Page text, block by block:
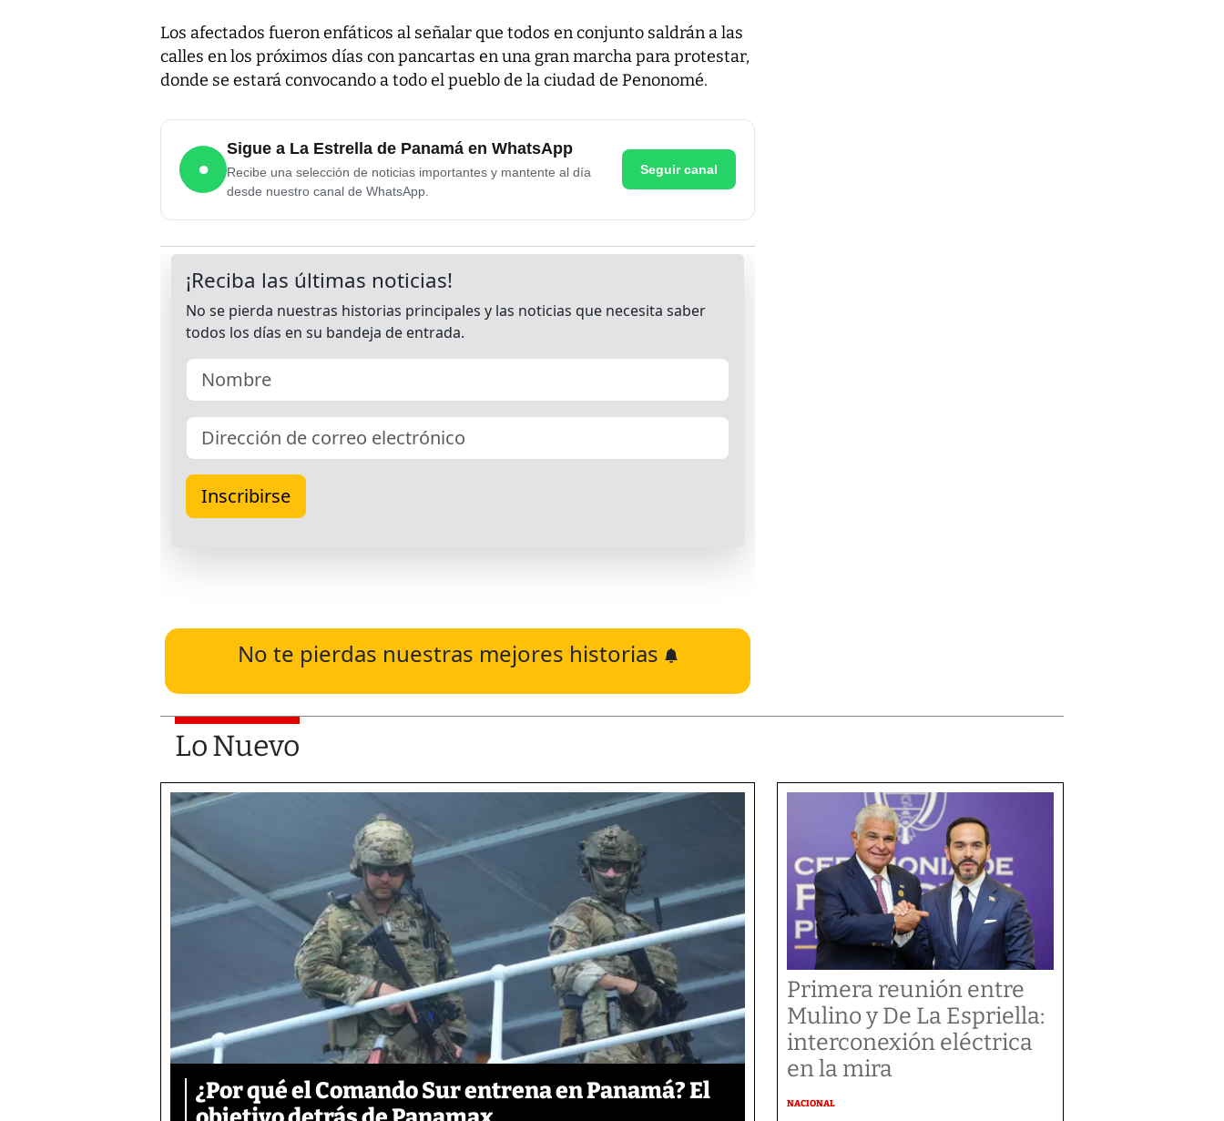
Los afectados fueron enfáticos al señalar que todos en conjunto saldrán a las
calles en los próximos días con pancartas en una gran marcha para protestar,
donde se estará convocando a todo el pueblo de la ciudad de Penonomé.
●
Sigue a La Estrella de Panamá en WhatsApp
Recibe una selección de noticias importantes y mantente al día
desde nuestro canal de WhatsApp.
Seguir canal
No te pierdas nuestras mejores historias
Lo Nuevo
¿Por qué el Comando Sur entrena en Panamá? El
Primera reunión entre
Mulino y De La Espriella:
interconexión eléctrica
en la mira
NACIONAL